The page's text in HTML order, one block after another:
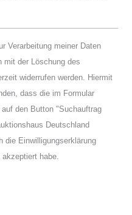
Verarbeitung meiner Daten
mit der Löschung des
widerrufen werden. Hiermit
dass die im Formular
den Button "Suchauftrag
Deutschland
die Einwilligungserklärung
habe.